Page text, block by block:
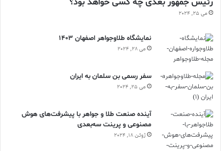
می 25, 2024
نمایشگاه طلاوجواهر اصفهان 1403
می 28, 2024
سفر رسمی بن سلمان به ایران
می 25, 2024
آینده صنعت طلا و جواهر با پیشرفت‌های هوش
مصنوعی و پرینت سه‌بعدی
ژوئن 18, 2024